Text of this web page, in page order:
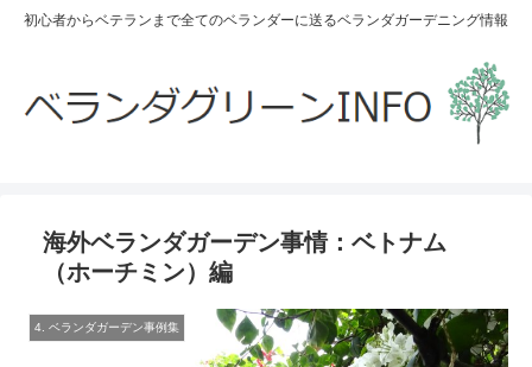
初心者からベテランまで全てのベランダーに送るベランダガーデニング情報
海外ベランダガーデン事情：ベトナム
（ホーチミン）編
4. ベランダガーデン事例集